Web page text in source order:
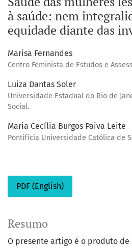
à saúde: nem
equidade diante das
Marisa Fernandes
Centro Feminista de Estudos e
Luiza Dantas Soler
Universidade Estadual do Rio de
Social.
Maria Cecília Burgos Paiva Leite
Pontifícia Universidade Católica de
PDF (English)
Resumo
O presente artigo é o produto